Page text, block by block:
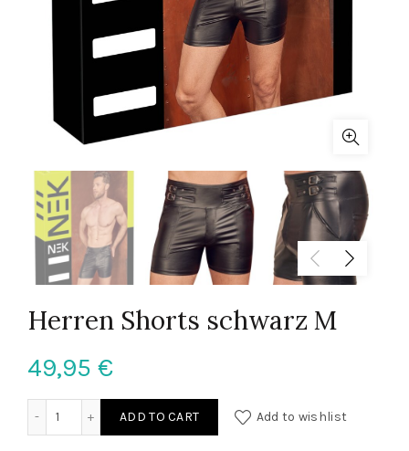
Herren Shorts schwarz M
49,95 €
Herren Shorts schwarz M quantity
ADD TO CART Add to wishlist